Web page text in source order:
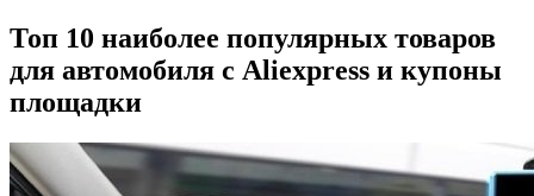
Топ 10 наиболее популярных товаров
для автомобиля с Aliexpress и купоны
площадки